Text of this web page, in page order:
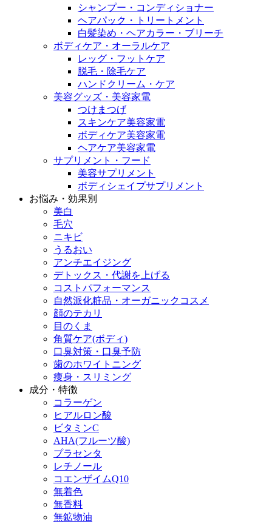
シャンプー・コンディショナー
ヘアパック・トリートメント
白髪染め・ヘアカラー・ブリーチ
ボディケア・オーラルケア
レッグ・フットケア
脱毛・除毛ケア
ハンドクリーム・ケア
美容グッズ・美容家電
つけまつげ
スキンケア美容家電
ボディケア美容家電
ヘアケア美容家電
サプリメント・フード
美容サプリメント
ボディシェイプサプリメント
お悩み・効果別
美白
毛穴
ニキビ
うるおい
アンチエイジング
デトックス・代謝を上げる
コストパフォーマンス
自然派化粧品・オーガニックコスメ
顔のテカリ
目のくま
角質ケア(ボディ)
口臭対策・口臭予防
歯のホワイトニング
痩身・スリミング
成分・特徴
コラーゲン
ヒアルロン酸
ビタミンC
AHA(フルーツ酸)
プラセンタ
レチノール
コエンザイムQ10
無着色
無香料
無鉱物油